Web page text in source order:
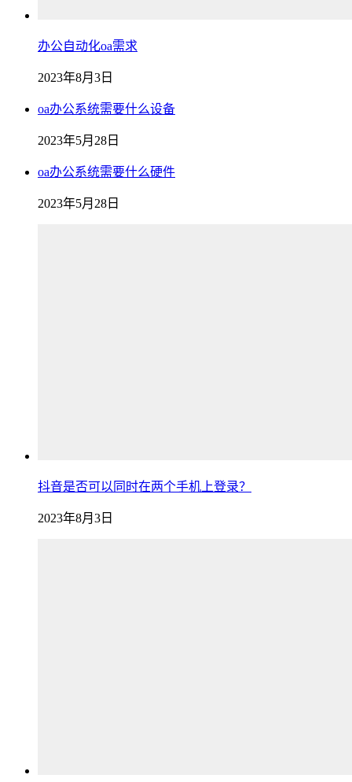
办公自动化oa需求
2023年8月3日
oa办公系统需要什么设备
2023年5月28日
oa办公系统需要什么硬件
2023年5月28日
抖音是否可以同时在两个手机上登录？
2023年8月3日